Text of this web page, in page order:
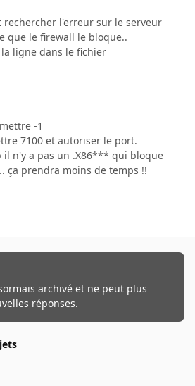
rechercher l'erreur sur le serveur
que le firewall le bloque..
ligne dans le fichier
-1
7100 et autoriser le port.
il n'y a pas un .X86*** qui bloque
ça prendra moins de temps !!
archivé et ne peut plus
réponses.